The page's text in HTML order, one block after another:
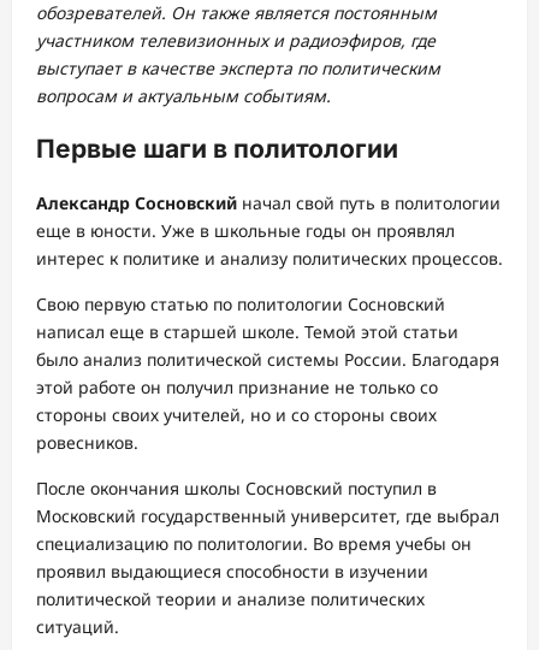
обозревателей. Он также является постоянным
участником телевизионных и радиоэфиров, где
выступает в качестве эксперта по политическим
вопросам и актуальным событиям.
Первые шаги в политологии
Александр Сосновский начал свой путь в политологии
еще в юности. Уже в школьные годы он проявлял
интерес к политике и анализу политических процессов.
Свою первую статью по политологии Сосновский
написал еще в старшей школе. Темой этой статьи
было анализ политической системы России. Благодаря
этой работе он получил признание не только со
стороны своих учителей, но и со стороны своих
ровесников.
После окончания школы Сосновский поступил в
Московский государственный университет, где выбрал
специализацию по политологии. Во время учебы он
проявил выдающиеся способности в изучении
политической теории и анализе политических
ситуаций.